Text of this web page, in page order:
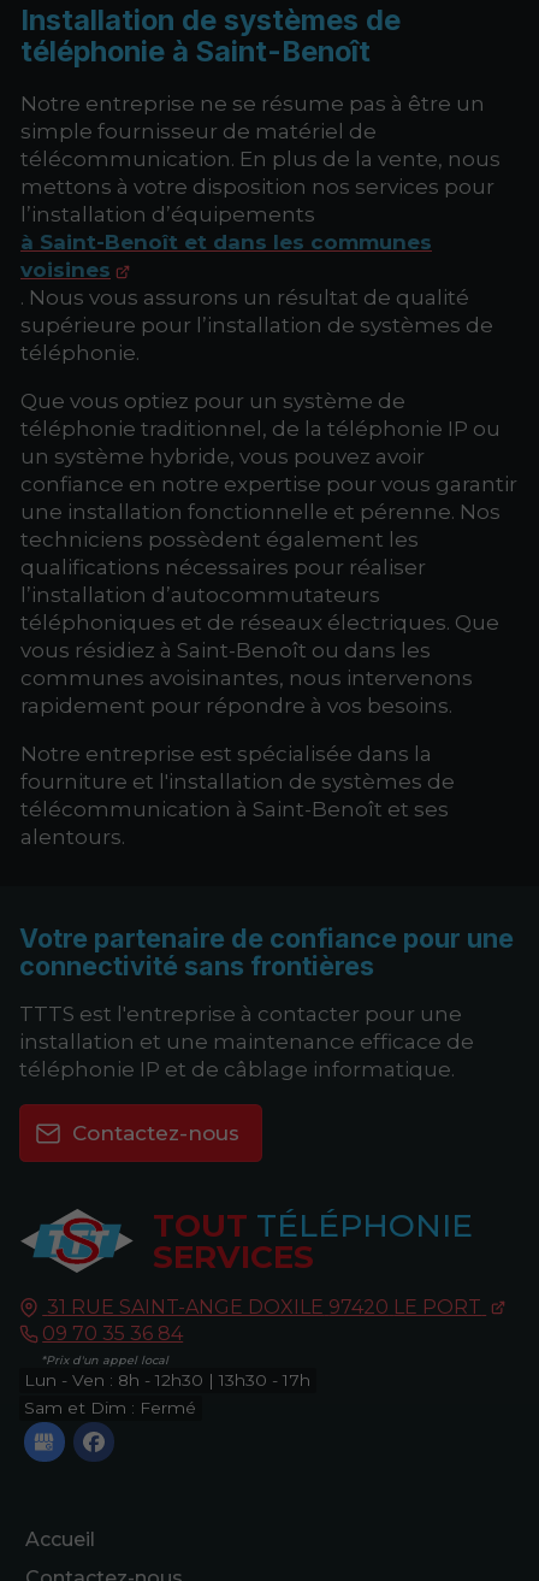
Installation de systèmes de
téléphonie à Saint-Benoît
Notre entreprise ne se résume pas à être un
simple fournisseur de matériel de
télécommunication. En plus de la vente, nous
mettons à votre disposition nos services pour
l’installation d’équipements
à Saint-Benoît et dans les communes
voisines
. Nous vous assurons un résultat de qualité
supérieure pour l’installation de systèmes de
téléphonie.
Que vous optiez pour un système de
téléphonie traditionnel, de la téléphonie IP ou
un système hybride, vous pouvez avoir
confiance en notre expertise pour vous garantir
une installation fonctionnelle et pérenne. Nos
techniciens possèdent également les
qualifications nécessaires pour réaliser
l’installation d’autocommutateurs
téléphoniques et de réseaux électriques. Que
vous résidiez à Saint-Benoît ou dans les
communes avoisinantes, nous intervenons
rapidement pour répondre à vos besoins.
Notre entreprise est spécialisée dans la
fourniture et l'installation de systèmes de
télécommunication à Saint-Benoît et ses
alentours.
TOUT TÉLÉPHONIE
SERVICES
31 RUE SAINT-ANGE DOXILE 97420 LE PORT
09 70 35 36 84
Lun - Ven : 8h - 12h30 | 13h30 - 17h
Sam et Dim : Fermé
Accueil
Votre partenaire de confiance pour une
connectivité sans frontières
TTTS est l'entreprise à contacter pour une
installation et une maintenance efficace de
téléphonie IP et de câblage informatique.
Contactez-nous